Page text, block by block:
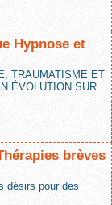
Hypnose et
TRAUMATISME ET
ÉVOLUTION SUR
brèves
désirs pour des